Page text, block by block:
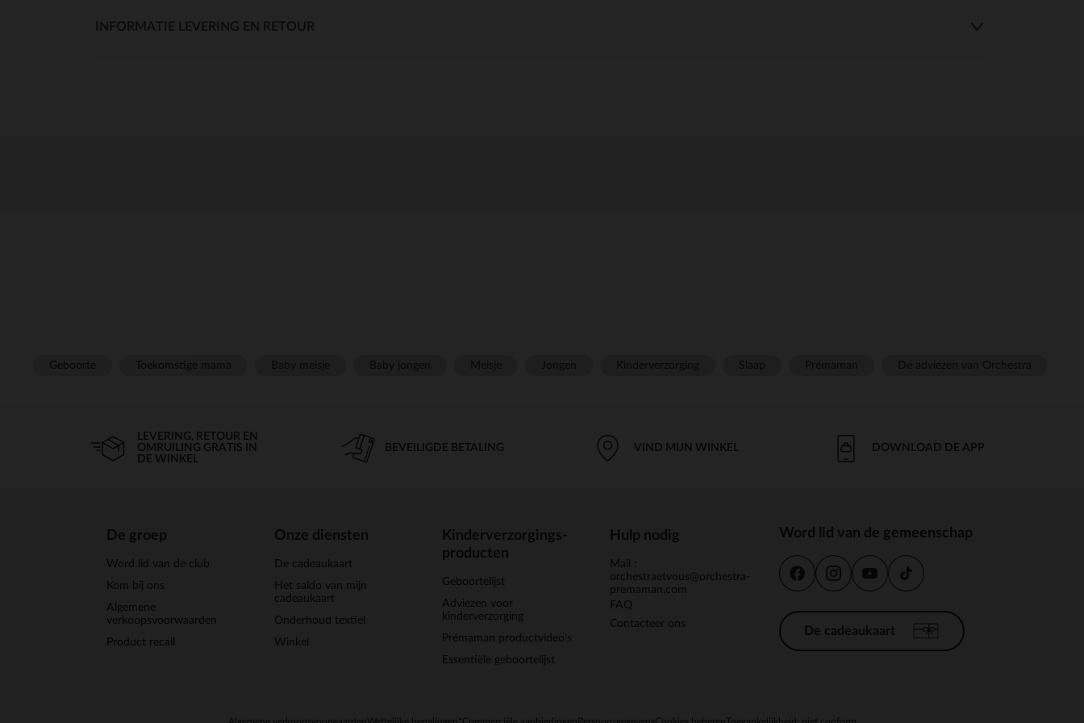
INFORMATIE LEVERING EN RETOUR
LEVERING, RETOUR EN
OMRUILING GRATIS IN
DE WINKEL
BEVEILIGDE BETALING VIND MIJN WINKEL DOWNLOAD DE APP
De groep
Word lid van de club
Kom bij ons
Algemene
verkoopsvoorwaarden
Product recall
Onze diensten
De cadeaukaart
Het saldo van mijn
cadeaukaart
Onderhoud textiel
Winkel
Kinderverzorgings-
producten
Geboortelijst
Adviezen voor
kinderverzorging
Prémaman productvideo's
Essentiële geboortelijst
Hulp nodig
Mail :
orchestraetvous@orchestra-
premaman.com
FAQ
Contacteer ons
Word lid van de gemeenschap
De cadeaukaart